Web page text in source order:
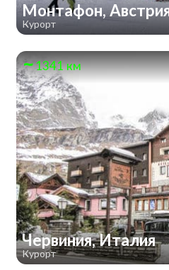
Монтафон,
Курорт
1341 км
Червиния, Италия
Курорт